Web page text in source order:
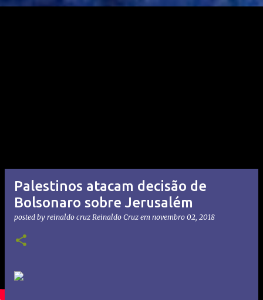
Palestinos atacam decisão de
Bolsonaro sobre Jerusalém
posted by reinaldo cruz Reinaldo Cruz em novembro 02, 2018